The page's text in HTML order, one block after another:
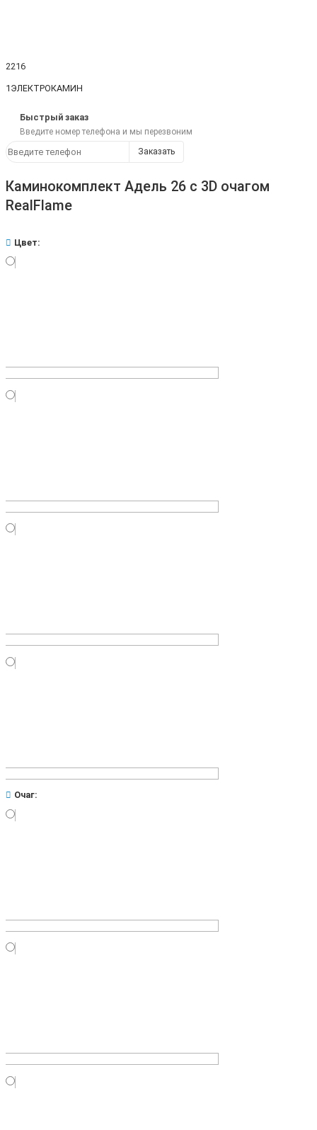
2216
1ЭЛЕКТРОКАМИН
Быстрый заказ
Введите номер телефона и мы перезвоним
Заказать
Каминокомплект Адель 26 с 3D очагом
RealFlame
Цвет:
Очаг: